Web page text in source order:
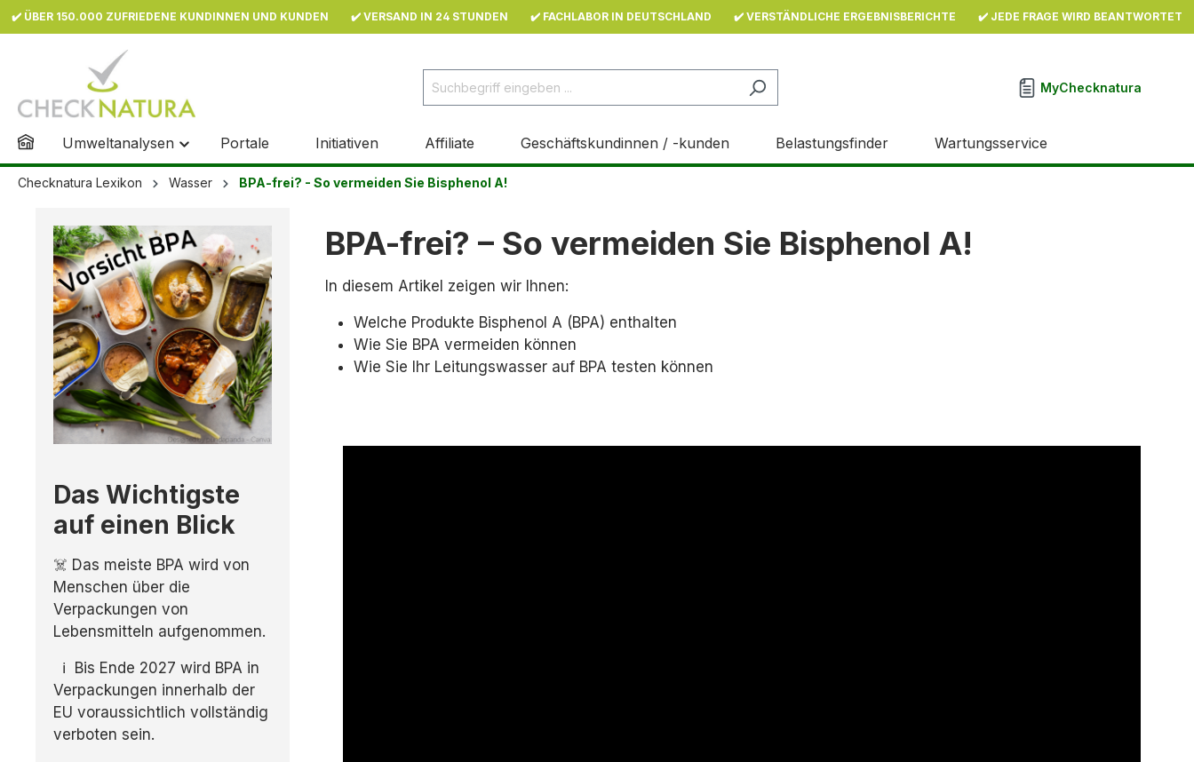
springen
✔️ ÜBER 150.000 ZUFRIEDENE KUNDINNEN UND KUNDEN ✔️ VERSAND IN 24 STUNDEN ✔️ FACHLABOR IN DEUTSCHLAND ✔️ VERSTÄNDLICHE ERGEBNISBERICHTE ✔️ JEDE FRAGE WIRD BEANTWORTET
MyChecknatura
Umweltanalysen Portale Initiativen Affiliate Geschäftskundinnen / -kunden Belastungsfinder Wartungsservice
Checknatura Lexikon Wasser BPA-frei? - So vermeiden Sie Bisphenol A!
Das Wichtigste
auf einen Blick
☠️ Das meiste BPA wird von
Menschen über die
Verpackungen von
Lebensmitteln aufgenommen.
ℹ️ Bis Ende 2027 wird BPA in
Verpackungen innerhalb der
EU voraussichtlich vollständig
verboten sein.
BPA-frei? – So vermeiden Sie Bisphenol A!
In diesem Artikel zeigen wir Ihnen:
Welche Produkte Bisphenol A (BPA) enthalten
Wie Sie BPA vermeiden können
Wie Sie Ihr Leitungswasser auf BPA testen können